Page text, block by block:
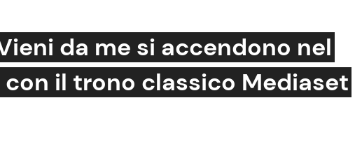
Cucina e Ricette
da me si accendono nel
con il trono classico Mediaset